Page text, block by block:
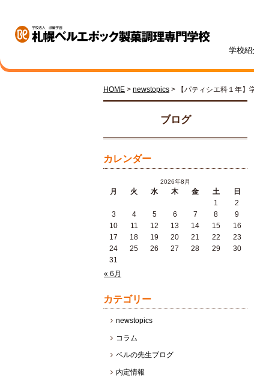
学校紹
学校紹介
学科・専攻紹介
パティシエ科 調理師科
入試情報
総
学費・奨学金
学
資格・就職
就
キャンパスライフ
札幌ベル生のリアルボイス 年
訪問者別
オープンキャンパス
オ
HOME > newstopics > 【パティシエ科１年】
ブログ
カレンダー
2026年8月
月 火 水 木 金 土 日
« 6月
1
2
3
4 5 6 7 8
9
10
11 12 13 14 15
16
17
18 19 20 21 22
23
24
25 26 27 28 29
30
31
カテゴリー
newstopics
コラム
ベルの先生ブログ
内定情報